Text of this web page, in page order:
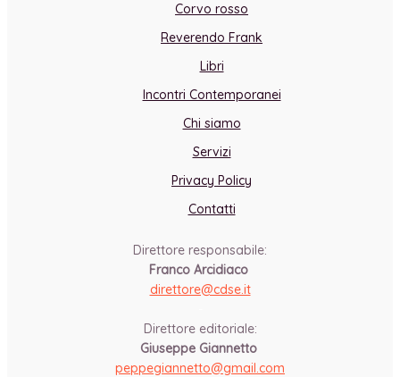
Corvo rosso
Reverendo Frank
Libri
Incontri Contemporanei
Chi siamo
Servizi
Privacy Policy
Contatti
Direttore responsabile:
Franco Arcidiaco
direttore@cdse.it
Direttore editoriale:
Giuseppe Giannetto
peppegiannetto@gmail.com